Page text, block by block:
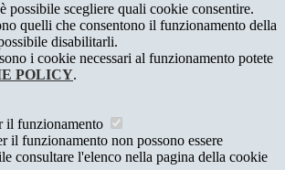
possibile scegliere quali cookie consentire.
quelli che consentono il funzionamento della
disabilitarli.
i cookie necessari al funzionamento potete
POLICY.
il funzionamento
il funzionamento non possono essere
consultare l'elenco nella pagina della cookie